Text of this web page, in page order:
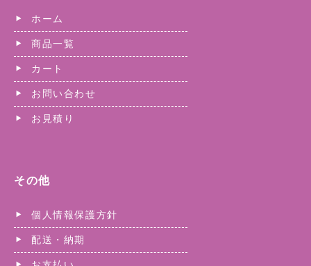
ホーム
商品一覧
カート
お問い合わせ
お見積り
その他
個人情報保護方針
配送・納期